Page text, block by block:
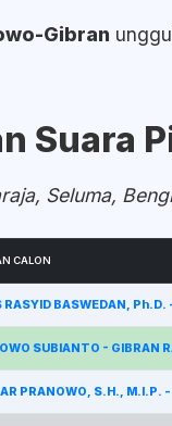
Gibran
Suara
Seluma,
CALON
RASYID BASWEDAN,
SUBIANTO - GIBRAN
PRANOWO, S.H., M.I.P.